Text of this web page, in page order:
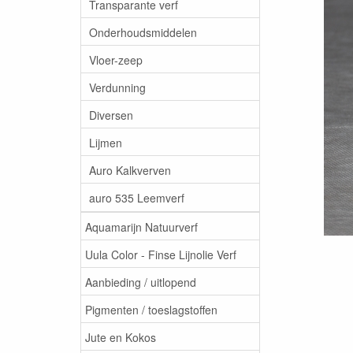
Transparante verf
Onderhoudsmiddelen
Vloer-zeep
Verdunning
Diversen
Lijmen
Auro Kalkverven
auro 535 Leemverf
Aquamarijn Natuurverf
Uula Color - Finse Lijnolie Verf
Aanbieding / uitlopend
Pigmenten / toeslagstoffen
Jute en Kokos